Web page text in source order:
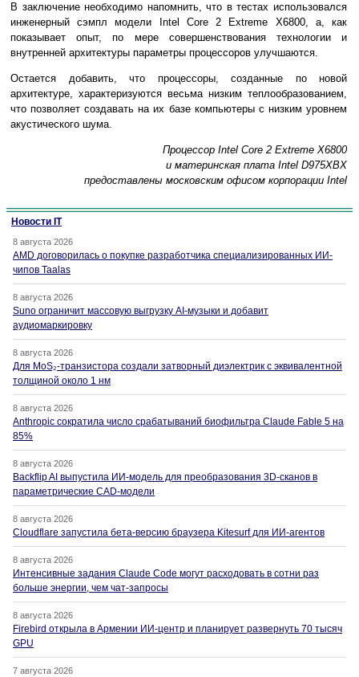
В заключение необходимо напомнить, что в тестах использовался
инженерный сэмпл модели Intel Core 2 Extreme X6800, а, как
показывает опыт, по мере совершенствования технологии и
внутренней архитектуры параметры процессоров улучшаются.
Остается добавить, что процессоры, созданные по новой
архитектуре, характеризуются весьма низким теплообразованием,
что позволяет создавать на их базе компьютеры с низким уровнем
акустического шума.
Процессор Intel Core 2 Extreme X6800
и материнская плата Intel D975XBX
предоставлены московским офисом корпорации Intel
Новости IT
8 августа 2026
AMD договорилась о покупке разработчика специализированных ИИ-
чипов Taalas
8 августа 2026
Suno ограничит массовую выгрузку AI-музыки и добавит
аудиомаркировку
8 августа 2026
Для MoS₂-транзистора создали затворный диэлектрик с эквивалентной
толщиной около 1 нм
8 августа 2026
Anthropic сократила число срабатываний биофильтра Claude Fable 5 на
85%
8 августа 2026
Backflip AI выпустила ИИ-модель для преобразования 3D-сканов в
параметрические CAD-модели
8 августа 2026
Cloudflare запустила бета-версию браузера Kitesurf для ИИ-агентов
8 августа 2026
Интенсивные задания Claude Code могут расходовать в сотни раз
больше энергии, чем чат-запросы
8 августа 2026
Firebird открыла в Армении ИИ-центр и планирует развернуть 70 тысяч
GPU
7 августа 2026